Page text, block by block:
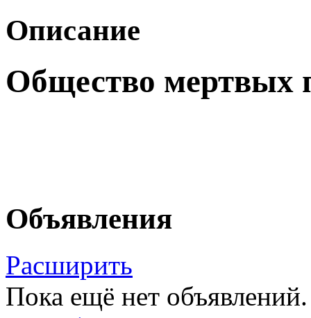
Описание
Общество мертвых
Объявления
Расширить
Пока ещё нет объявлений.